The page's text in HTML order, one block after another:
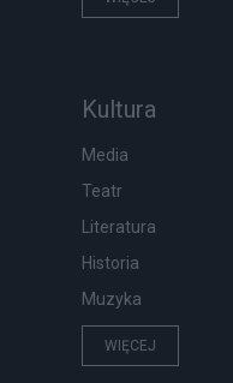
Kultura
Media
Teatr
Literatura
Historia
Muzyka
WIĘCEJ